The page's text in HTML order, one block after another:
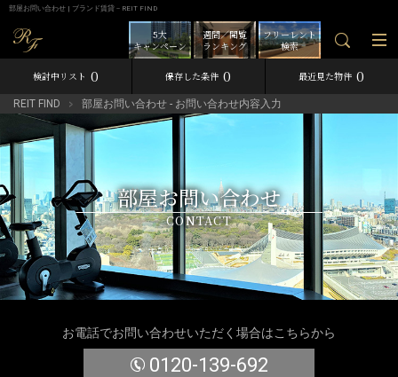
部屋お問い合わせ | ブランド賃貸－REIT FIND
フリーレント
検索
週間／閲覧
ランキング
5大
キャンペーン
検討中リスト 0 保存した条件 0 最近見た物件 0
REIT FIND 部屋お問い合わせ - お問い合わせ内容入力
部屋お問い合わせ
CONTACT
お電話でお問い合わせいただく場合はこちらから
0120-139-692